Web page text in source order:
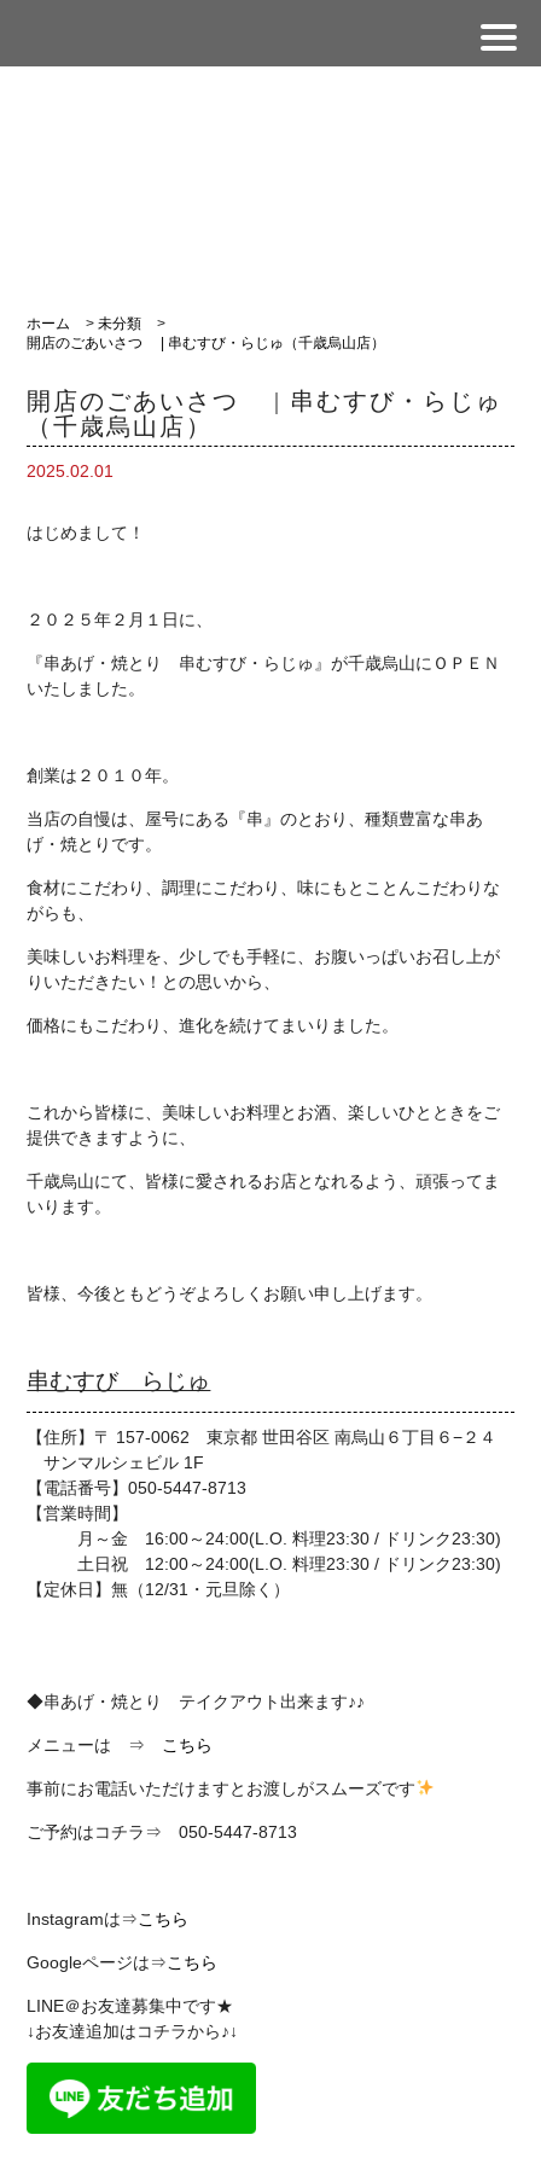
ホーム >未分類
>
開店のごあいさつ | 串むすび・らじゅ（千歳烏山店）
開店のごあいさつ | 串むすび・らじゅ
（千歳烏山店）
2025.02.01
はじめまして！
２０２５年２月１日に、
『串あげ・焼とり 串むすび・らじゅ』が千歳烏山にＯＰＥＮ
いたしました。
創業は２０１０年。
当店の自慢は、屋号にある『串』のとおり、種類豊富な串あ
げ・焼とりです。
食材にこだわり、調理にこだわり、味にもとことんこだわりな
がらも、
美味しいお料理を、少しでも手軽に、お腹いっぱいお召し上が
りいただきたい！との思いから、
価格にもこだわり、進化を続けてまいりました。
これから皆様に、美味しいお料理とお酒、楽しいひとときをご
提供できますように、
千歳烏山にて、皆様に愛されるお店となれるよう、頑張ってま
いります。
皆様、今後ともどうぞよろしくお願い申し上げます。
串むすび らじゅ
【住所】〒 157-0062 東京都 世田谷区 南烏山６丁目６−２４
サンマルシェビル 1F
【電話番号】050-5447-8713
【営業時間】
月～金 16:00～24:00(L.O. 料理23:30 / ドリンク23:30)
土日祝 12:00～24:00(L.O. 料理23:30 / ドリンク23:30)
【定休日】無（12/31・元旦除く）
◆串あげ・焼とり テイクアウト出来ます♪♪
メニューは ⇒ こちら
事前にお電話いただけますとお渡しがスムーズです
ご予約はコチラ⇒ 050-5447-8713
Instagramは⇒こちら
Googleページは⇒こちら
LINE＠お友達募集中です★
↓お友達追加はコチラから♪↓